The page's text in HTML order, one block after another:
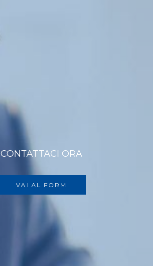
CONTATTACI ORA
VAI AL FORM